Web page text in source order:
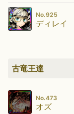
No.925
ディレイ
古竜王達
No.473
オズ